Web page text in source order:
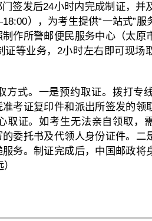
签发后24小时内完成制证，并
），为考生提供“一站式”服
作所警邮便民服务中心（太原
等业务，2小时左右即可现场
式。一是预约取证。拨打专
考证复印件和派出所签发的领
取证。如考生无法亲自领取，
委托书及代领人身份证件。二
务。制证完成后，中国邮政将